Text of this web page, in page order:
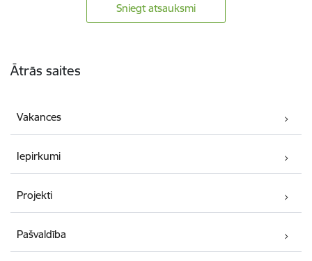
Sniegt atsauksmi
Ātrās saites
Vakances
Iepirkumi
Projekti
Pašvaldība